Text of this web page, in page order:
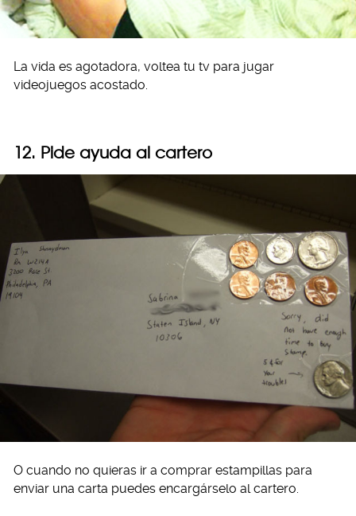
La vida es agotadora, voltea tu tv para jugar
videojuegos acostado.
12. Pide ayuda al cartero
O cuando no quieras ir a comprar estampillas para
enviar una carta puedes encargárselo al cartero.